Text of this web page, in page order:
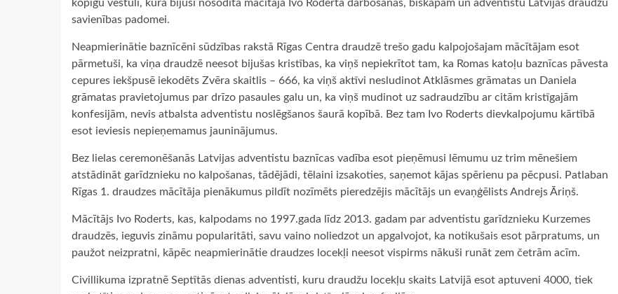
kopīgu vēstuli, kurā bijusi nosodīta mācītāja Ivo Roderta darbošanās, bīskapam un adventistu Latvijas draudžu
savienības padomei.
Neapmierinātie baznīcēni sūdzības rakstā Rīgas Centra draudzē trešo gadu kalpojošajam mācītājam esot
pārmetuši, ka viņa draudzē neesot bijušas kristības, ka viņš nepiekrītot tam, ka Romas katoļu baznīcas pāvesta
cepures iekšpusē iekodēts Zvēra skaitlis – 666, ka viņš aktīvi nesludinot Atklāsmes grāmatas un Daniela
grāmatas pravietojumus par drīzo pasaules galu un, ka viņš mudinot uz sadraudzību ar citām kristīgajām
konfesijām, nevis atbalsta adventistu noslēgšanos šaurā kopībā. Bez tam Ivo Roderts dievkalpojumu kārtībā
esot ieviesis nepieņemamus jauninājumus.
Bez lielas ceremonēšanās Latvijas adventistu baznīcas vadība esot pieņēmusi lēmumu uz trim mēnešiem
atstādināt garīdznieku no kalpošanas, tādējādi, tēlaini izsakoties, saņemot kājas spērienu pa pēcpusi. Patlaban
Rīgas 1. draudzes mācītāja pienākumus pildīt nozīmēts pieredzējis mācītājs un evaņģēlists Andrejs Āriņš.
Mācītājs Ivo Roderts, kas, kalpodams no 1997.gada līdz 2013. gadam par adventistu garīdznieku Kurzemes
draudzēs, ieguvis zināmu popularitāti, savu vaino noliedzot un apgalvojot, ka notikušais esot pārpratums, un
paužot neizpratni, kāpēc neapmierinātie draudzes locekļi neesot vispirms nākuši runāt zem četrām acīm.
Civillikuma izpratnē Septītās dienas adventisti, kuru draudžu locekļu skaits Latvijā esot aptuveni 4000, tiek